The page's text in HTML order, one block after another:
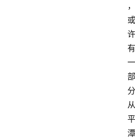
，
或
许
有
一
部
分
从
平
潭